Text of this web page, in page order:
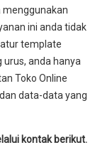
menggunakan
ini anda tidak
template
urus, anda hanya
Toko Online
data-data yang
kontak berikut.